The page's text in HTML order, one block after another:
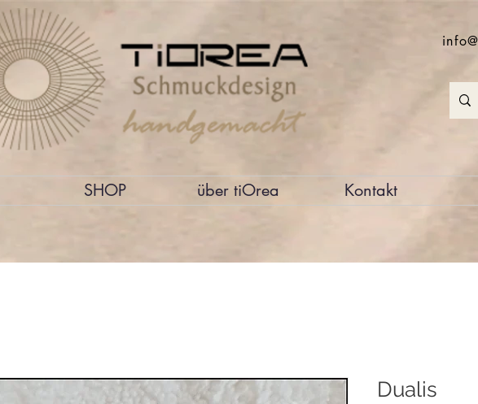
SHOP über tiOrea Kontakt
Dualis